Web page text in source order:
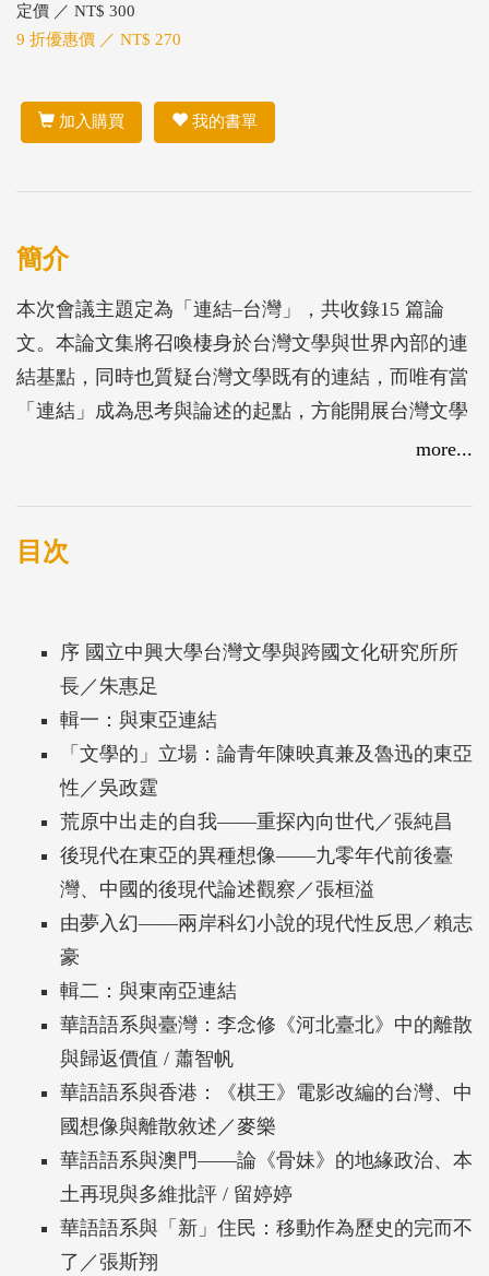
定價 ／ NT$ 300
9 折優惠價 ／ NT$ 270
加入購買 我的書單
簡介
本次會議主題定為「連結–台灣」，共收錄15 篇論
文。本論文集將召喚棲身於台灣文學與世界內部的連
結基點，同時也質疑台灣文學既有的連結，而唯有當
「連結」成為思考與論述的起點，方能開展台灣文學
more...
目次
序 國立中興大學台灣文學與跨國文化研究所所
長／朱惠足
輯一：與東亞連結
「文學的」立場：論青年陳映真兼及魯迅的東亞
性／吳政霆
荒原中出走的自我——重探內向世代／張純昌
後現代在東亞的異種想像——九零年代前後臺
灣、中國的後現代論述觀察／張桓溢
由夢入幻——兩岸科幻小說的現代性反思／賴志
豪
輯二：與東南亞連結
華語語系與臺灣：李念修《河北臺北》中的離散
與歸返價值 / 蕭智帆
華語語系與香港：《棋王》電影改編的台灣、中
國想像與離散敘述／麥樂
華語語系與澳門——論《骨妹》的地緣政治、本
土再現與多維批評 / 留婷婷
華語語系與「新」住民：移動作為歷史的完而不
了／張斯翔